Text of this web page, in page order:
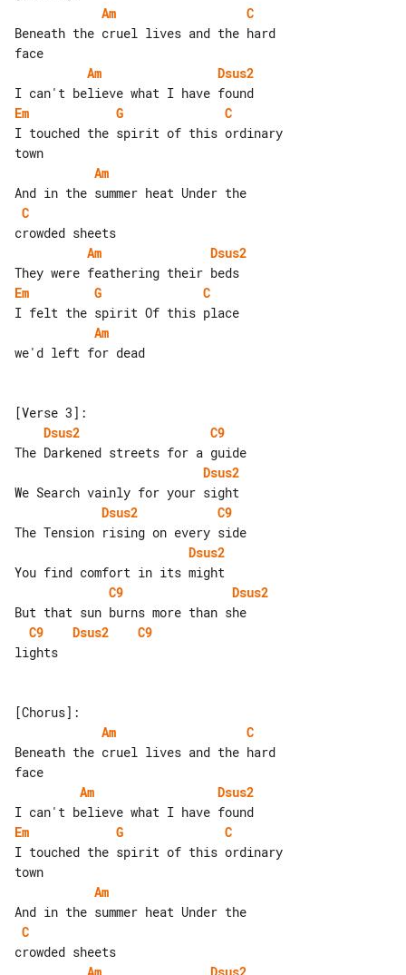
Am
C
Beneath the cruel lives and the hard
Am
Dsus2
Em
G
C
I touched the spirit of this ordinary
Am
C
Am
Dsus2
Em
G
C
Am
we'd left for dead
Dsus2
C9
Dsus2
Dsus2
C9
Dsus2
C9
Dsus2
C9
Dsus2
C9
lights
Am
C
Beneath the cruel lives and the hard
Am
Dsus2
Em
G
C
I touched the spirit of this ordinary
Am
C